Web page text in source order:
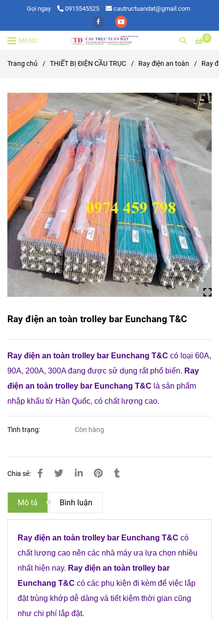
Gọi ngay 0915545525 cautructuandat@gmail.com
0
MENU
Trang chủ / THIẾT BỊ ĐIỆN CẦU TRỤC / Ray điện an toàn / Ray
Ray điện an toàn trolley bar Eunchang T&C
Ray điện an toàn trolley bar Eunchang T&C có loại 60A,
90A, 200A, 300A đang được sử dụng rất phổ biến. Ray
điện an toàn trolley bar Eunchang T&C là sản phẩm
nhập khẩu từ Hàn Quốc, có chất lượng cao.
Tình trạng: Còn hàng
Chia sẻ:
Mô tả Bình luận
Ray điện an toàn trolley bar Eunchang T&C có
chất lượng cao nên các nhà máy ưa lựa chọn nhiều
nhất hiện nay. Ray điện an toàn trolley bar
Eunchang T&C có các phụ kiện đi kèm để việc lắp
đặt trùng khớp dễ dàng và tiết kiệm thời gian cũng
như chi phí lắp đặt.